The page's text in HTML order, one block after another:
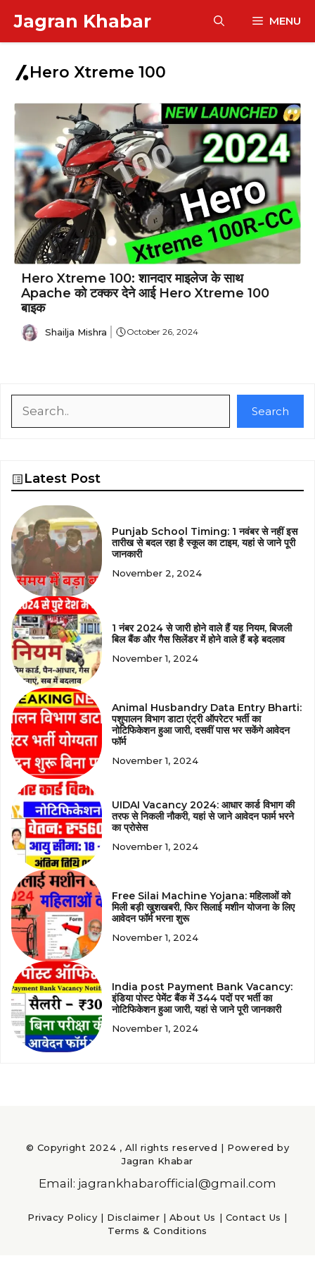
content
Jagran Khabar MENU
Hero Xtreme 100
Hero Xtreme 100: शानदार माइलेज के साथ
Apache को टक्कर देने आई Hero Xtreme 100
बाइक
Shailja Mishra October 26, 2024
Search
Latest Post
Punjab School Timing: 1 नवंबर से नहीं इस
तारीख से बदल रहा है स्कूल का टाइम, यहां से जाने पूरी
जानकारी
November 2, 2024
1 नंबर 2024 से जारी होने वाले हैं यह नियम, बिजली
बिल बैंक और गैस सिलेंडर में होने वाले हैं बड़े बदलाव
November 1, 2024
Animal Husbandry Data Entry Bharti:
पशुपालन विभाग डाटा एंट्री ऑपरेटर भर्ती का
नोटिफिकेशन हुआ जारी, दसवीं पास भर सकेंगे आवेदन
फॉर्म
November 1, 2024
UIDAI Vacancy 2024: आधार कार्ड विभाग की
तरफ से निकली नौकरी, यहां से जाने आवेदन फार्म भरने
का प्रोसेस
November 1, 2024
Free Silai Machine Yojana: महिलाओं को
मिली बड़ी खुशखबरी, फिर सिलाई मशीन योजना के लिए
आवेदन फॉर्म भरना शुरू
November 1, 2024
India post Payment Bank Vacancy:
इंडिया पोस्ट पेमेंट बैंक में 344 पदों पर भर्ती का
नोटिफिकेशन हुआ जारी, यहां से जाने पूरी जानकारी
November 1, 2024
© Copyright 2024 , All rights reserved | Powered by
Jagran Khabar
Email: jagrankhabarofficial@gmail.com
Privacy Policy | Disclaimer | About Us | Contact Us |
Terms & Conditions